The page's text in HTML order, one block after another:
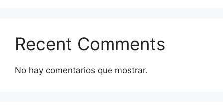
Recent Comments
No hay comentarios que mostrar.